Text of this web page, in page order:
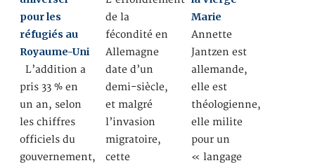
pour les
réfugiés au
Royaume-Uni
L’addition a
pris 33 % en
un an, selon
les chiffres
officiels du
gouvernement,
de la
fécondité en
Allemagne
date d’un
demi-siècle,
et malgré
l’invasion
migratoire,
cette
Marie
Annette
Jantzen est
allemande,
elle est
théologienne,
elle milite
pour un
« langage